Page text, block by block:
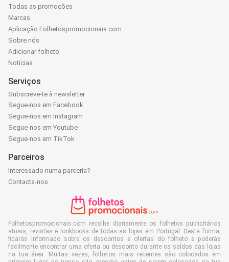
Todas as promoções
Marcas
Aplicação Folhetospromocionais.com
Sobre nós
Adicionar folheto
Notícias
Serviços
Subscreve-te à newsletter
Segue-nos em Facebook
Segue-nos em Instagram
Segue-nos em Youtube
Segue-nos em TikTok
Parceiros
Interessado numa parceria?
Contacta-nos
Folhetospromocionais.com recolhe diariamente os folhetos publicitários
atuais, revistas e lookbooks de todas as lojas em Portugal. Desta forma,
ficarás informado sobre os descontos e ofertas do folheto e poderás
facilmente encontrar uma oferta ou desconto durante os saldos das lojas
na tua área. Muitas vezes, folhetos mais recentes são colocados em